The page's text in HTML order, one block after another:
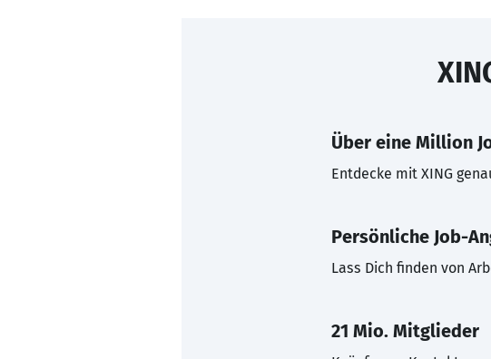
Über eine Million
Entdecke mit XING
Persönliche Job-
Lass Dich finden von
21 Mio. Mitglieder